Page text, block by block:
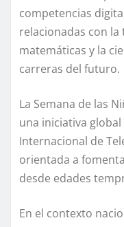
competencias
relacionadas con la
matemáticas y la
carreras del futuro.
La Semana de las
una iniciativa
Internacional de
orientada a
desde edades
En el contexto